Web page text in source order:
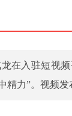
在入驻短视
精力”。视频发